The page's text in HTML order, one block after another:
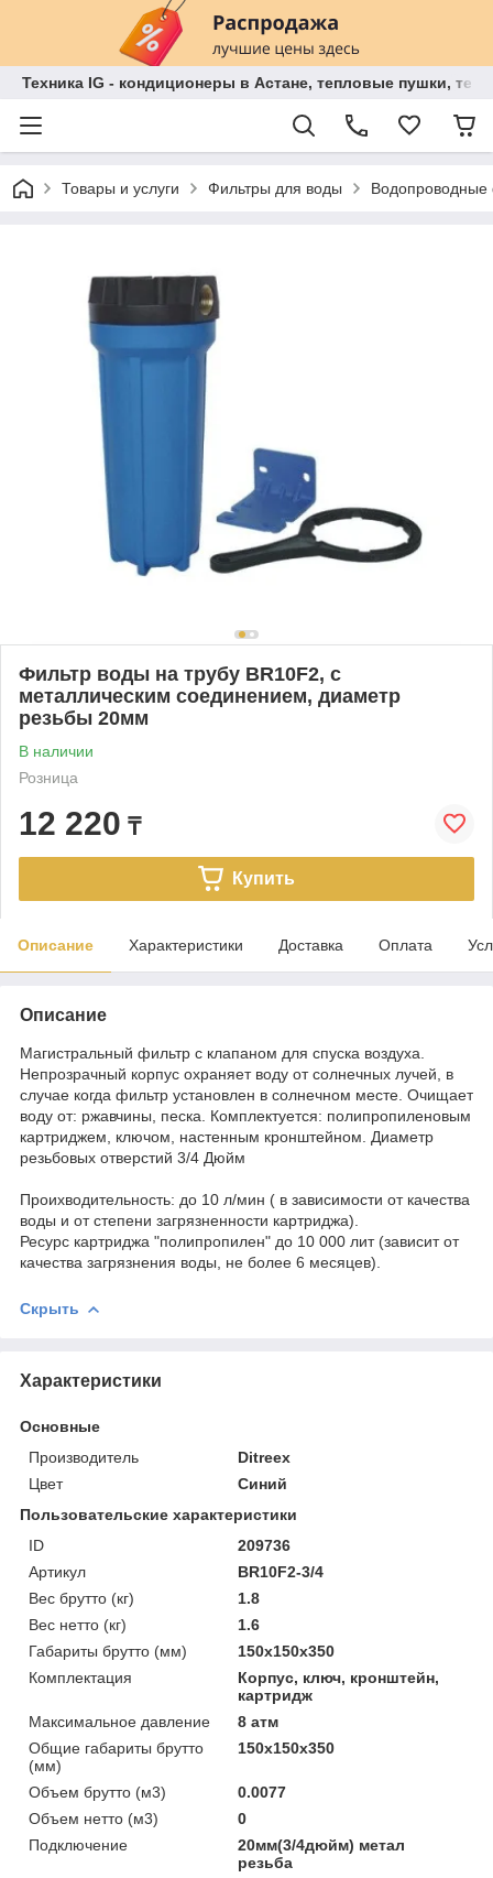
Техника IG - кондиционеры в Астане, тепловые пушки,
Товары и услуги Фильтры для воды Водопроводные
Фильтр воды на трубу BR10F2, с
металлическим соединением, диаметр
резьбы 20мм
В наличии
Розница
12 220 ₸
Купить
Описание Характеристики Доставка Оплата
Описание
Магистральный фильтр с клапаном для спуска воздуха.
Непрозрачный корпус охраняет воду от солнечных лучей, в
случае когда фильтр установлен в солнечном месте. Очищает
воду от: ржавчины, песка. Комплектуется: полипропиленовым
картриджем, ключом, настенным кронштейном. Диаметр
резьбовых отверстий 3/4 Дюйм
Проихводительность: до 10 л/мин ( в зависимости от качества
воды и от степени загрязненности картриджа).
Ресурс картриджа "полипропилен" до 10 000 лит (зависит от
качества загрязнения воды, не более 6 месяцев).
Скрыть
Характеристики
Основные
Производитель
Ditreex
Цвет
Синий
Пользовательские характеристики
ID
209736
Артикул
BR10F2-3/4
Вес брутто (кг)
1.8
Вес нетто (кг)
1.6
Габариты брутто (мм)
150x150x350
Комплектация
Корпус, ключ, кронштейн,
картридж
Максимальное давление
8 атм
Общие габариты брутто
(мм)
150x150x350
Объем брутто (м3)
0.0077
Объем нетто (м3)
0
Подключение
20мм(3/4дюйм) метал
резьба